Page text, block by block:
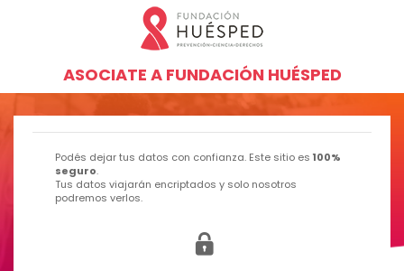
ASOCIATE A FUNDACIÓN HUÉSPED
Podés dejar tus datos con confianza. Este sitio es 100%
seguro.
Tus datos viajarán encriptados y solo nosotros
podremos verlos.